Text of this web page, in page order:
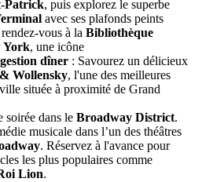
Patrick, puis explorez le superbe
avec ses plafonds peints
vous à la Bibliothèque
York, une icône
dîner : Savourez un délicieux
Wollensky, l'une des meilleures
située à proximité de Grand
soirée dans le Broadway District.
musicale dans l’un des théâtres
. Réservez à l'avance pour
les plus populaires comme
Lion.